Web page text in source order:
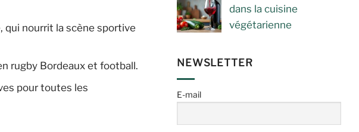
qui nourrit la scène sportive
rugby Bordeaux et football.
pour toutes les
dans la cuisine
végétarienne
NEWSLETTER
E-mail